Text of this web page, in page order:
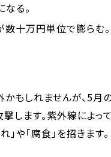
る。
十万円単位で膨らむ。
かもしれませんが、5月
します。紫外線によっ
や「腐食」を招きます。